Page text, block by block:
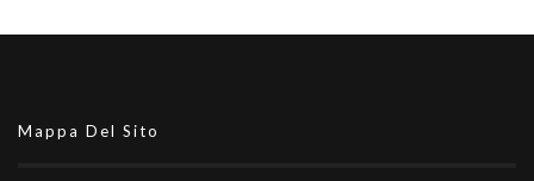
Mappa Del Sito